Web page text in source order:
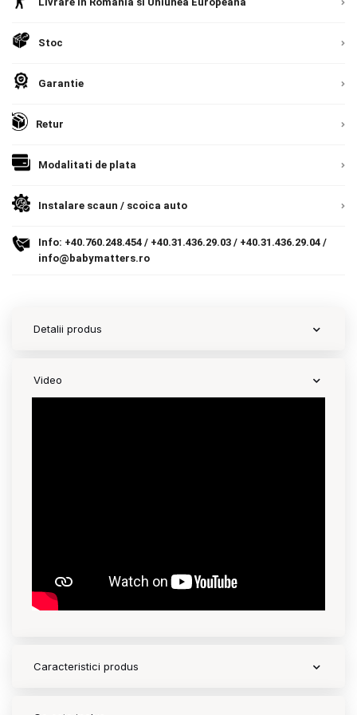
Copyright 2026 BabyMatters
Stoc
Garantie
Retur
Modalitati de plata
Instalare scaun / scoica auto
Info: +40.760.248.454 / +40.31.436.29.03 / +40.31.436.29.04 /
info@babymatters.ro
Detalii produs
Video
Caracteristici produs
Detalii